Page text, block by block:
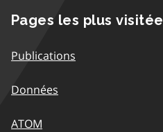
Pages les plus
Publications
Données
ATOM